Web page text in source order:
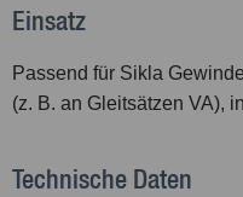
Einsatz
Passend für Sikla
(z. B. an Gleitsätzen VA),
Technische Daten